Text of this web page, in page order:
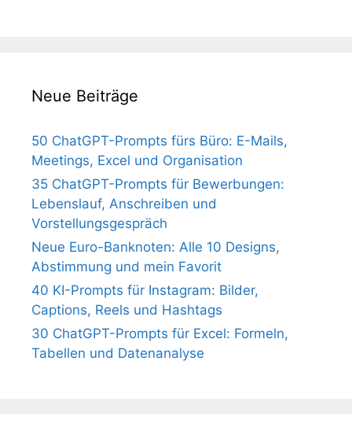
Neue Beiträge
50 ChatGPT-Prompts fürs Büro: E-Mails,
Meetings, Excel und Organisation
35 ChatGPT-Prompts für Bewerbungen:
Lebenslauf, Anschreiben und
Vorstellungsgespräch
Neue Euro-Banknoten: Alle 10 Designs,
Abstimmung und mein Favorit
40 KI-Prompts für Instagram: Bilder,
Captions, Reels und Hashtags
30 ChatGPT-Prompts für Excel: Formeln,
Tabellen und Datenanalyse